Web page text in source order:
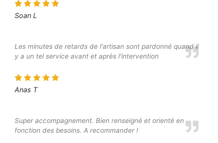
Soan L
Les minutes de retards de l'artisan sont pardonné quand il
y a un tel service avant et après l'intervention
Anas T
Super accompagnement. Bien renseigné et orienté en
fonction des besoins. A recommander !